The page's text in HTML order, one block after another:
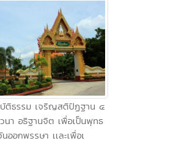
ติธรรม เจริญสติปัฏฐาน ๔
นา อธิฐานจิต เพื่อเป็นพุทธ
นออกพรรษา เเละเพื่อเ